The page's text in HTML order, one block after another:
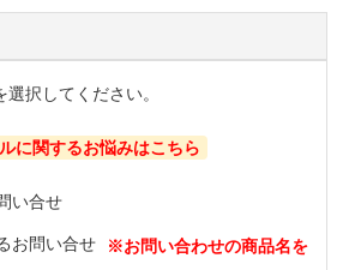
択してください。
に関するお悩みはこちら
い合せ
お問い合せ